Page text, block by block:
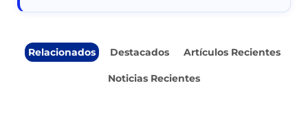
Relacionados Destacados Artículos Recientes
Noticias Recientes